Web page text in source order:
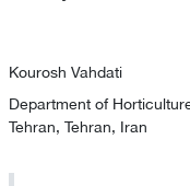
Kourosh Vahdati
Department of
Tehran, Tehran, Iran